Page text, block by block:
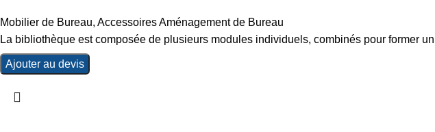
Mobilier de Bureau, Accessoires Aménagement de Bureau
La bibliothèque est composée de plusieurs modules individuels, combinés pour former
Ajouter au devis